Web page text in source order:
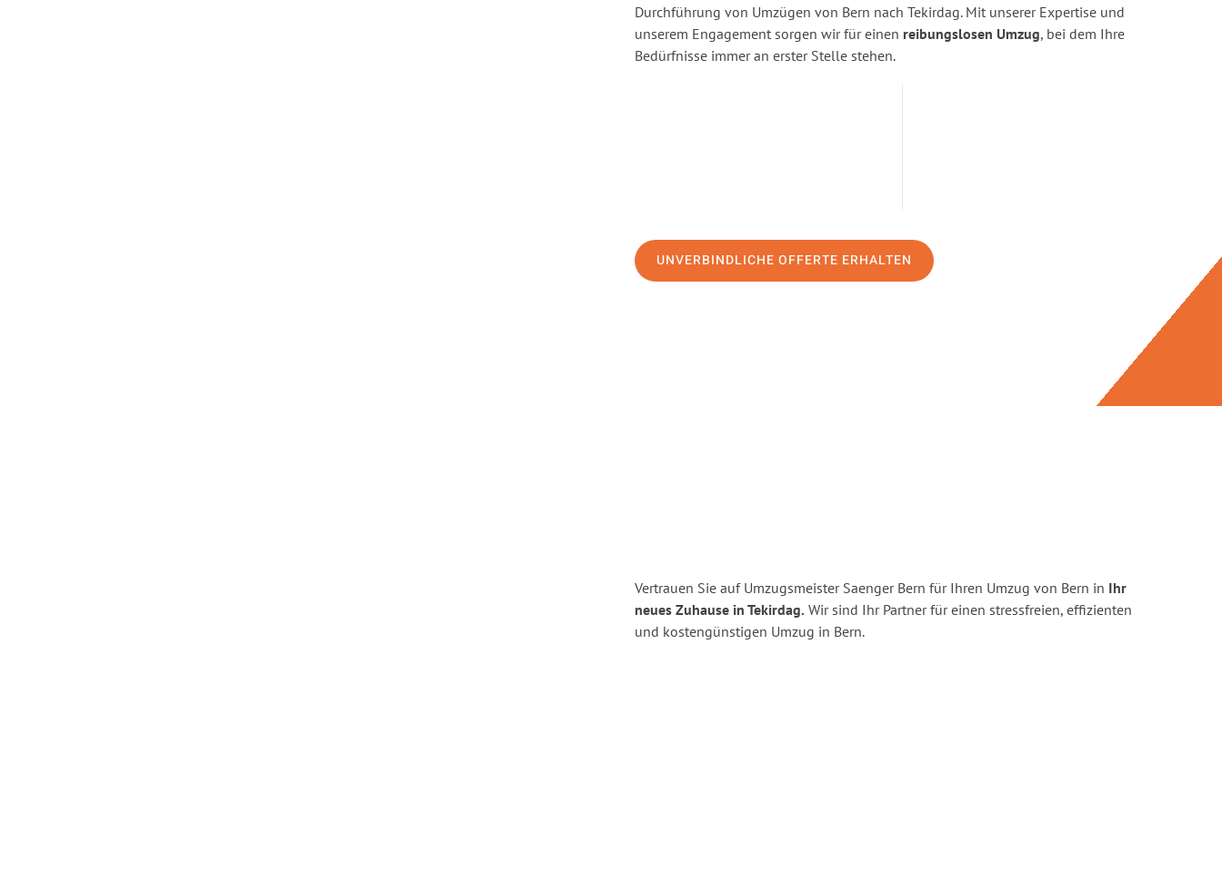
Durchführung von Umzügen von Bern nach Tekirdag. Mit unserer Expertise und
unserem Engagement sorgen wir für einen reibungslosen Umzug, bei dem Ihre
Bedürfnisse immer an erster Stelle stehen.
UNVERBINDLICHE OFFERTE ERHALTEN
Vertrauen Sie auf Umzugsmeister Saenger Bern für Ihren Umzug von Bern in Ihr
neues Zuhause in Tekirdag. Wir sind Ihr Partner für einen stressfreien, effizienten
und kostengünstigen Umzug in Bern.